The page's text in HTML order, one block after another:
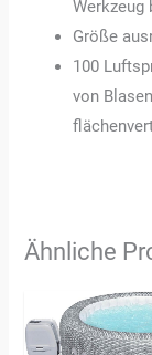
Werkzeug
Größe
100
von
Ähnliche